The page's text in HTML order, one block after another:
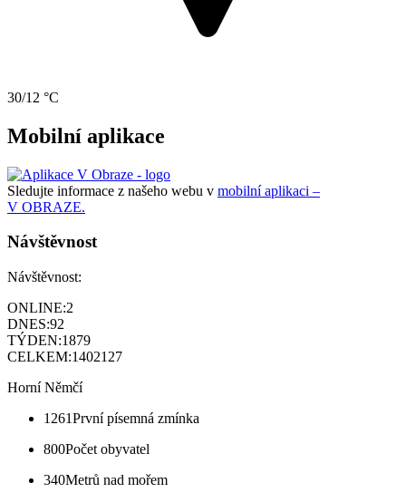
30/12 °C
Mobilní aplikace
Sledujte informace z našeho webu v mobilní aplikaci –
V OBRAZE.
Návštěvnost
Návštěvnost:
ONLINE:2
DNES:92
TÝDEN:1879
CELKEM:1402127
Horní Němčí
1261První písemná zmínka
800Počet obyvatel
340Metrů nad mořem